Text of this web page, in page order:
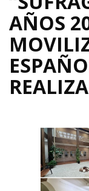
AÑOS